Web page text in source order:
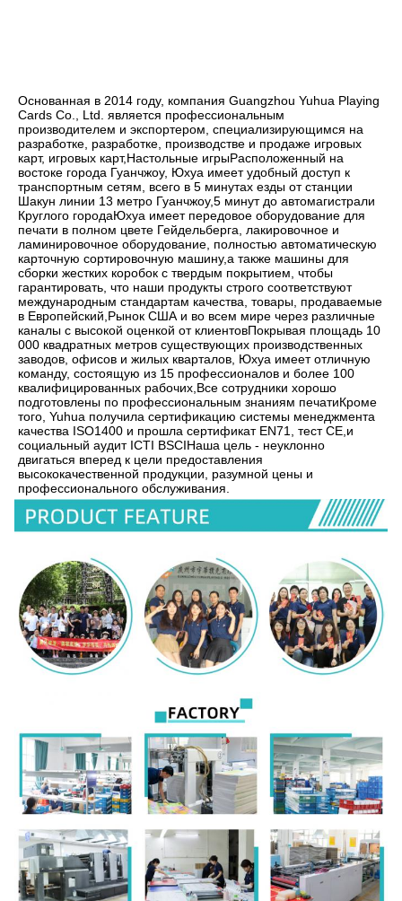
Основанная в 2014 году, компания Guangzhou Yuhua Playing
Cards Co., Ltd. является профессиональным
производителем и экспортером, специализирующимся на
разработке, разработке, производстве и продаже игровых
карт, игровых карт,Настольные игрыРасположенный на
востоке города Гуанчжоу, Юхуа имеет удобный доступ к
транспортным сетям, всего в 5 минутах езды от станции
Шакун линии 13 метро Гуанчжоу,5 минут до автомагистрали
Круглого городаЮхуа имеет передовое оборудование для
печати в полном цвете Гейдельберга, лакировочное и
ламинировочное оборудование, полностью автоматическую
карточную сортировочную машину,а также машины для
сборки жестких коробок с твердым покрытием, чтобы
гарантировать, что наши продукты строго соответствуют
международным стандартам качества, товары, продаваемые
в Европейский,Рынок США и во всем мире через различные
каналы с высокой оценкой от клиентовПокрывая площадь 10
000 квадратных метров существующих производственных
заводов, офисов и жилых кварталов, Юхуа имеет отличную
команду, состоящую из 15 профессионалов и более 100
квалифицированных рабочих,Все сотрудники хорошо
подготовлены по профессиональным знаниям печатиКроме
того, Yuhua получила сертификацию системы менеджмента
качества ISO1400 и прошла сертификат EN71, тест CE,и
социальный аудит ICTI BSCIНаша цель - неуклонно
двигаться вперед к цели предоставления
высококачественной продукции, разумной цены и
профессионального обслуживания.